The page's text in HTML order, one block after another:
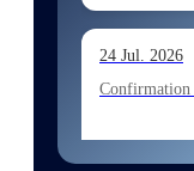
24 Jul. 2026
Confirmation